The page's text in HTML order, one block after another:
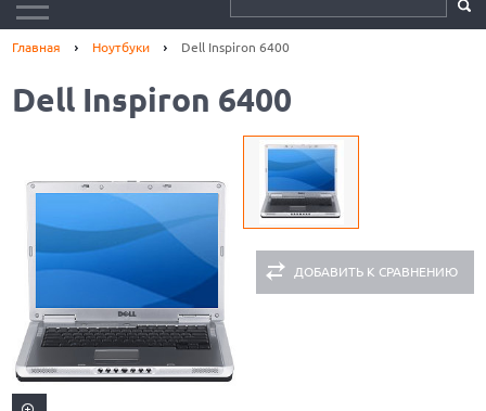
Главная Ноутбуки Dell Inspiron 6400
Dell Inspiron 6400
ДОБАВИТЬ К СРАВНЕНИЮ